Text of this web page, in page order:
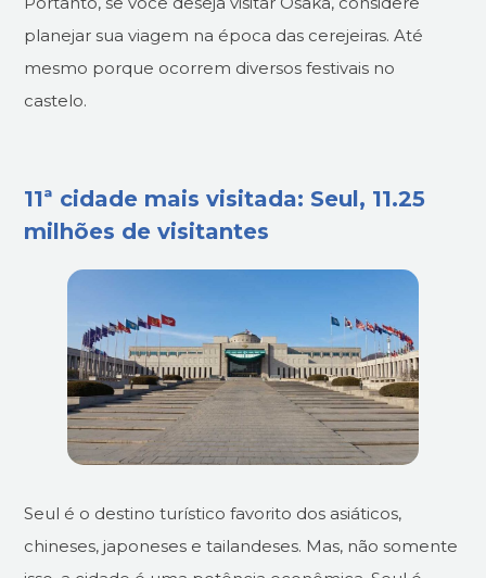
planejar sua viagem na época das cerejeiras. Até
mesmo porque ocorrem diversos festivais no
castelo.
11ª cidade mais visitada: Seul, 11.25
milhões de visitantes
Seul é o destino turístico favorito dos asiáticos,
chineses, japoneses e tailandeses. Mas, não somente